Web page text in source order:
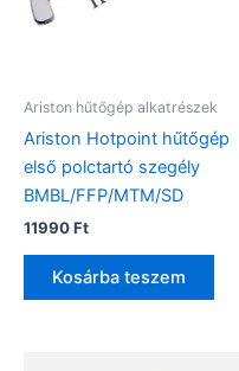
Ariston hűtőgép alkatrészek
Ariston Hotpoint hűtőgép
első polctartó szegély
BMBL/FFP/MTM/SD
11990Ft
Kosárba teszem